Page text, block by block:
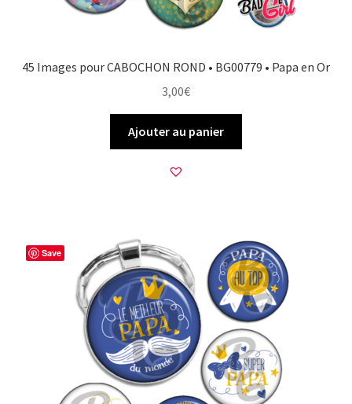
45 Images pour CABOCHON ROND • BG00779 • Papa en Or
3,00€
Ajouter au panier
Save